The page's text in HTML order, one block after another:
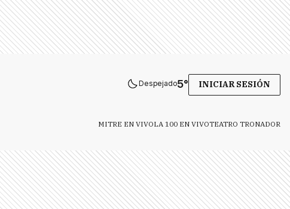
Despejado5° INICIAR SESIÓN
MITRE EN VIVOLA 100 EN VIVOTEATRO TRONADOR